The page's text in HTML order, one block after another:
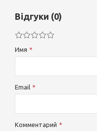
Відгуки (0)
Имя
Email
Комментарий